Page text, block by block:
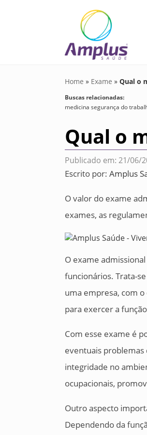
Home » Exame »Qual o
Buscas relacionadas:
medicina segurança do
Qual o
Publicado em: 21/06/
Escrito por:Amplus
O valor do exame
exames, as
O exame
funcionários. Trata-
uma empresa, com
para exercer a
Com esse exame é
eventuais problemas
integridade no
ocupacionais,
Outro aspecto
Dependendo da